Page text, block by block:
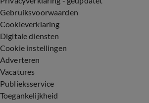
Gebruiksvoorwaarden
Cookieverklaring
Digitale diensten
Cookie instellingen
Adverteren
Vacatures
Publieksservice
Toegankelijkheid